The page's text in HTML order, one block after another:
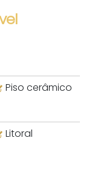
Piso cerâmico
Litoral